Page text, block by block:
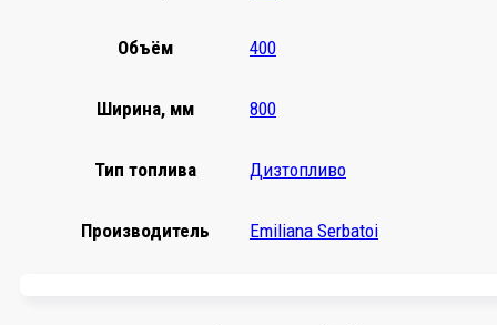
Объём 400
Ширина, мм 800
Тип топлива Дизтопливо
Производитель Emiliana Serbatoi